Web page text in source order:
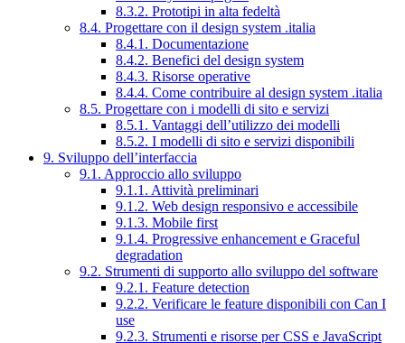
8.3.2. Prototipi in alta fedeltà
8.4. Progettare con il design system .italia
8.4.1. Documentazione
8.4.2. Benefici del design system
8.4.3. Risorse operative
8.4.4. Come contribuire al design system .italia
8.5. Progettare con i modelli di sito e servizi
8.5.1. Vantaggi dell’utilizzo dei modelli
8.5.2. I modelli di sito e servizi disponibili
9. Sviluppo dell’interfaccia
9.1. Approccio allo sviluppo
9.1.1. Attività preliminari
9.1.2. Web design responsivo e accessibile
9.1.3. Mobile first
9.1.4. Progressive enhancement e Graceful
degradation
9.2. Strumenti di supporto allo sviluppo del software
9.2.1. Feature detection
9.2.2. Verificare le feature disponibili con Can I
use
9.2.3. Strumenti e risorse per CSS e JavaScript